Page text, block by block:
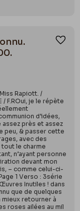
Rapiott. /
/ F.ROui, je le répète
d’idées,
près et assez
peu, & passer cette
avec des
le charme
n’ayant personne
devant mon
– comme celui-ci-
1 Verso : 3série
Inutiles ! dans
que de quelques
mieux retourner à
roses ailées au mil